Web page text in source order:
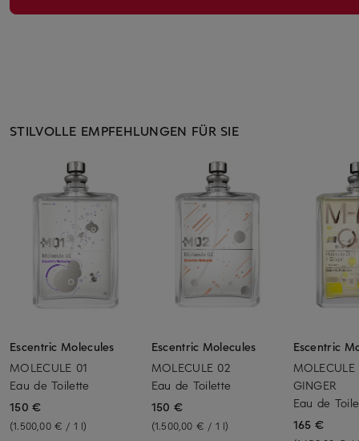
STILVOLLE EMPFEHLUNGEN FÜR SIE
Escentric Molecules
MOLECULE 01
Eau de Toilette
150 €
(1.500,00 € / 1 l)
Escentric Molecules
MOLECULE 02
Eau de Toilette
150 €
(1.500,00 € / 1 l)
Escentric
GINGER
Eau de
165 €